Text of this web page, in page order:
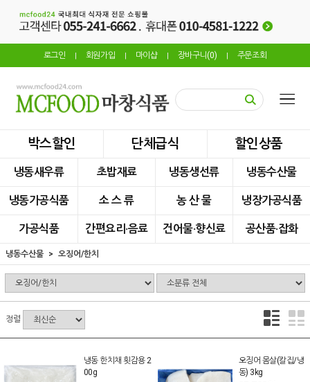
로그인 회원가입 마이샵 장바구니(0) 주문조회
박스할인 단체급식 할인상품
냉동새우류 초밥재료 냉동생선류 냉동수산물
냉동가공식품 소 스 류 농 산 물 냉장가공식품
가공식품 간편요리·음료 건어물·향신료 공산품·잡화
냉동수산물 오징어/한치
정렬
냉동 한치채 횟감용 2
00g
오징어 몸살(칼집/냉
동) 3kg